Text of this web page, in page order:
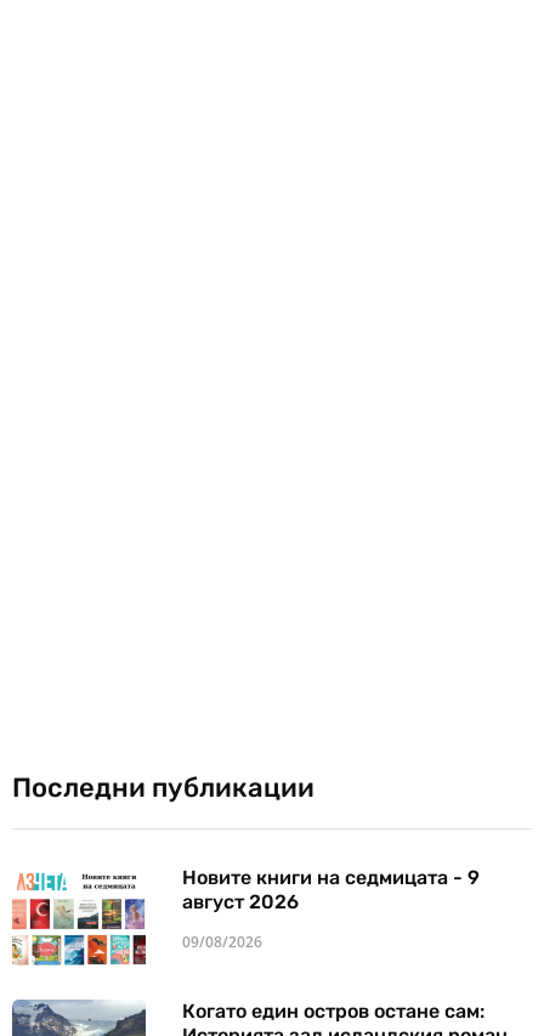
Последни публикации
Новите книги на седмицата - 9
август 2026
09/08/2026
Когато един остров остане сам: